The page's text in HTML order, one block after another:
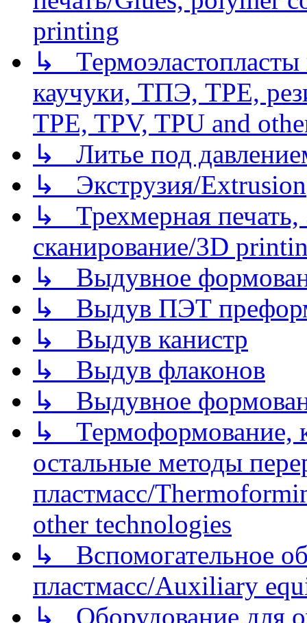
printing
↳
каучуки, ТПЭ, TPE,
TPE, TPV, TPU and
↳ Литье под
↳ Экструзия/Extrusion
↳ Трехмерная
сканирование/3D
↳ Выдувное
↳ Выдув ПЭТ
↳ Выдув канистр
↳ Выдув флаконов
↳ Выдувное
↳ Термоформование,
остальные методы
пластмасс/
other technologies
↳ Вспомогательное
пластмасс/Auxiliary
↳ Оборудование для